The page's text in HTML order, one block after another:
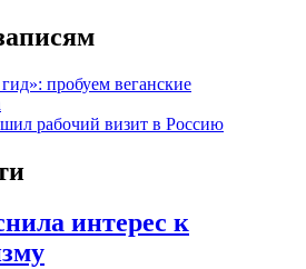
пробуем веганские
рабочий визит в Россию
интерес к